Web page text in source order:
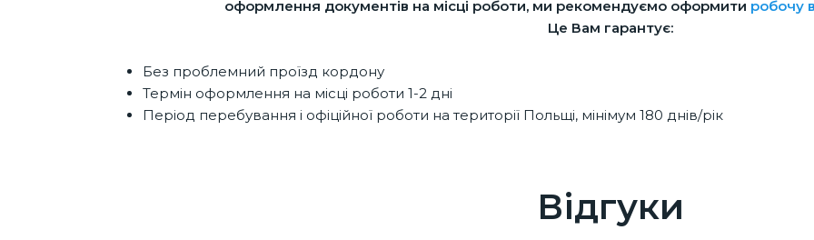
оформлення документів на місці роботи, ми рекомендуємо оформити робочу
Це Вам гарантує:
Без проблемний проїзд кордону
Термін оформлення на місці роботи 1-2 дні
Період перебування і офіційної роботи на території Польщі, мінімум 180 днів/рік
Відгуки